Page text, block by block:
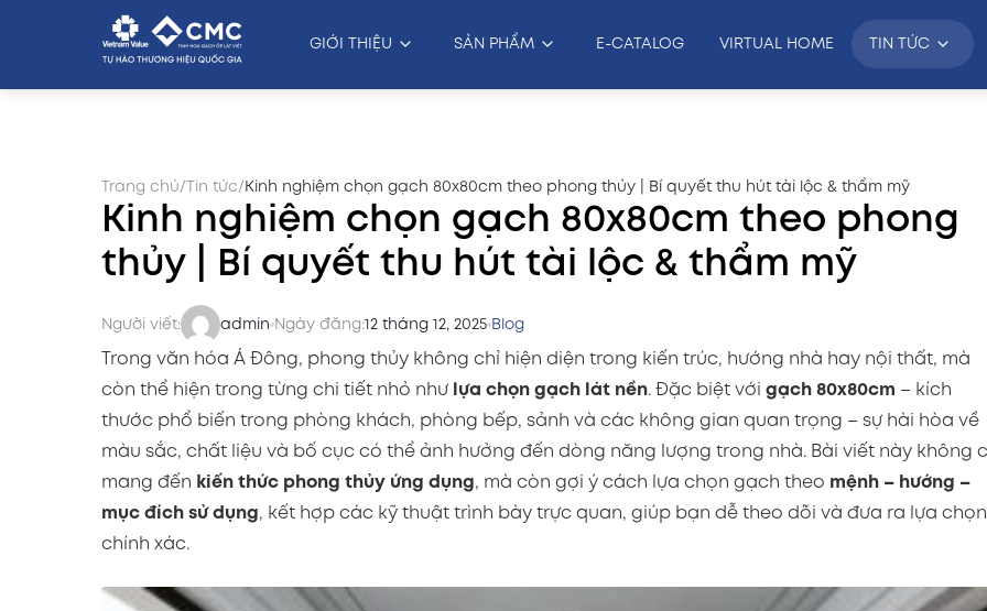
GIỚI THIỆU SẢN PHẨM E-CATALOG VIRTUAL HOME TIN TỨC
Trang chủ/ Tin tức/ Kinh nghiệm chọn gạch 80x80cm theo phong thủy | Bí quyết thu hút tài lộc & thẩm mỹ
Kinh nghiệm chọn gạch 80x80cm theo phong
thủy | Bí quyết thu hút tài lộc & thẩm mỹ
Người viết: admin Ngày đăng:12 tháng 12, 2025 Blog
Trong văn hóa Á Đông, phong thủy không chỉ hiện diện trong kiến trúc, hướng nhà hay nội thất, mà
còn thể hiện trong từng chi tiết nhỏ như
lựa chọn gạch lát nền. Đặc biệt với gạch 80x80cm – kích
thước phổ biến trong phòng khách, phòng bếp, sảnh và các không gian quan trọng – sự hài hòa về
màu sắc, chất liệu và bố cục có thể ảnh hưởng đến dòng năng lượng trong nhà. Bài viết này không
mang đến kiến thức phong thủy ứng dụng, mà còn gợi ý cách lựa chọn gạch theo mệnh – hướng –
mục đích sử dụng, kết hợp các kỹ thuật trình bày trực quan, giúp bạn dễ theo dõi và đưa ra lựa chọn
chính xác.